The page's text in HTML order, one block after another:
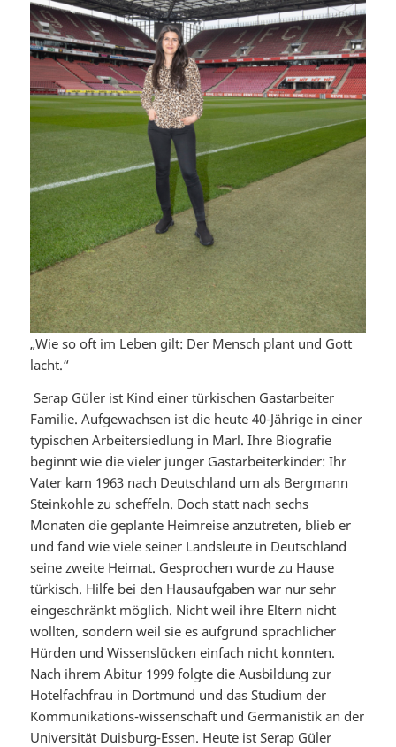
„Wie so oft im Leben gilt: Der Mensch plant und Gott
lacht.“
Serap Güler ist Kind einer türkischen Gastarbeiter
Familie. Aufgewachsen ist die heute 40-Jährige in einer
typischen Arbeitersiedlung in Marl. Ihre Biografie
beginnt wie die vieler junger Gastarbeiterkinder: Ihr
Vater kam 1963 nach Deutschland um als Bergmann
Steinkohle zu scheffeln. Doch statt nach sechs
Monaten die geplante Heimreise anzutreten, blieb er
und fand wie viele seiner Landsleute in Deutschland
seine zweite Heimat. Gesprochen wurde zu Hause
türkisch. Hilfe bei den Hausaufgaben war nur sehr
eingeschränkt möglich. Nicht weil ihre Eltern nicht
wollten, sondern weil sie es aufgrund sprachlicher
Hürden und Wissenslücken einfach nicht konnten.
Nach ihrem Abitur 1999 folgte die Ausbildung zur
Hotelfachfrau in Dortmund und das Studium der
Kommunikations-wissenschaft und Germanistik an der
Universität Duisburg-Essen. Heute ist Serap Güler